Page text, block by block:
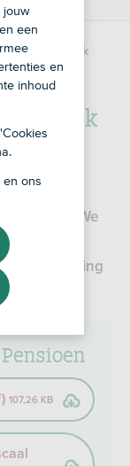
Handdruk
kunt
We
107,26 KB
jouw
een
en
inhoud
en ons